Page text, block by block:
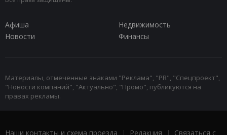
Афиша
Недвижимость
Новости
Финансы
Материалы, отмеченные знаками "Реклама", "PR", "Спецпроект",
"Новости компаний", "Актуально", "Промо", публикуются на
правах рекламы.
Наши контакты и схема проезда | Редакция | Связаться с